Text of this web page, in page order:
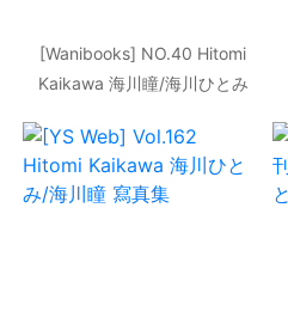
[Wanibooks] NO.40 Hitomi
Kaikawa 海川瞳/海川ひとみ